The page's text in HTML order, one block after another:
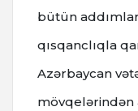
bütün
qısqanclıqla
Azərbaycan
mövqelərindən